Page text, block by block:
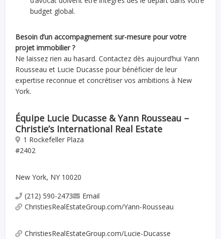
budget global.
Besoin d’un accompagnement sur-mesure pour votre
projet immobilier ?
Ne laissez rien au hasard. Contactez dès aujourd’hui Yann
Rousseau et Lucie Ducasse pour bénéficier de leur
expertise reconnue et concrétiser vos ambitions à New
York.
Équipe Lucie Ducasse & Yann Rousseau –
Christie’s International Real Estate
1 Rockefeller Plaza
#2402
New York, NY 10020
(212) 590-2473
Email
ChristiesRealEstateGroup.com/Yann-Rousseau
ChristiesRealEstateGroup.com/Lucie-Ducasse